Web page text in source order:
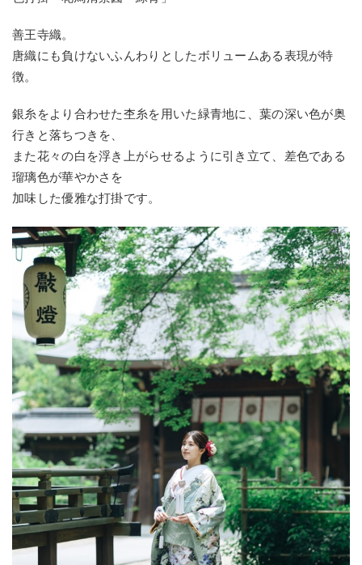
善王寺織。
唐織にも負けないふんわりとしたボリュームある表現が特
徴。
銀糸をより合わせた杢糸を用いた緑青地に、葉の深い色が奥
行きと落ちつきを、
また花々の白を浮き上がらせるように引き立て、差色である
瑠璃色が華やかさを
加味した優雅な打掛です。